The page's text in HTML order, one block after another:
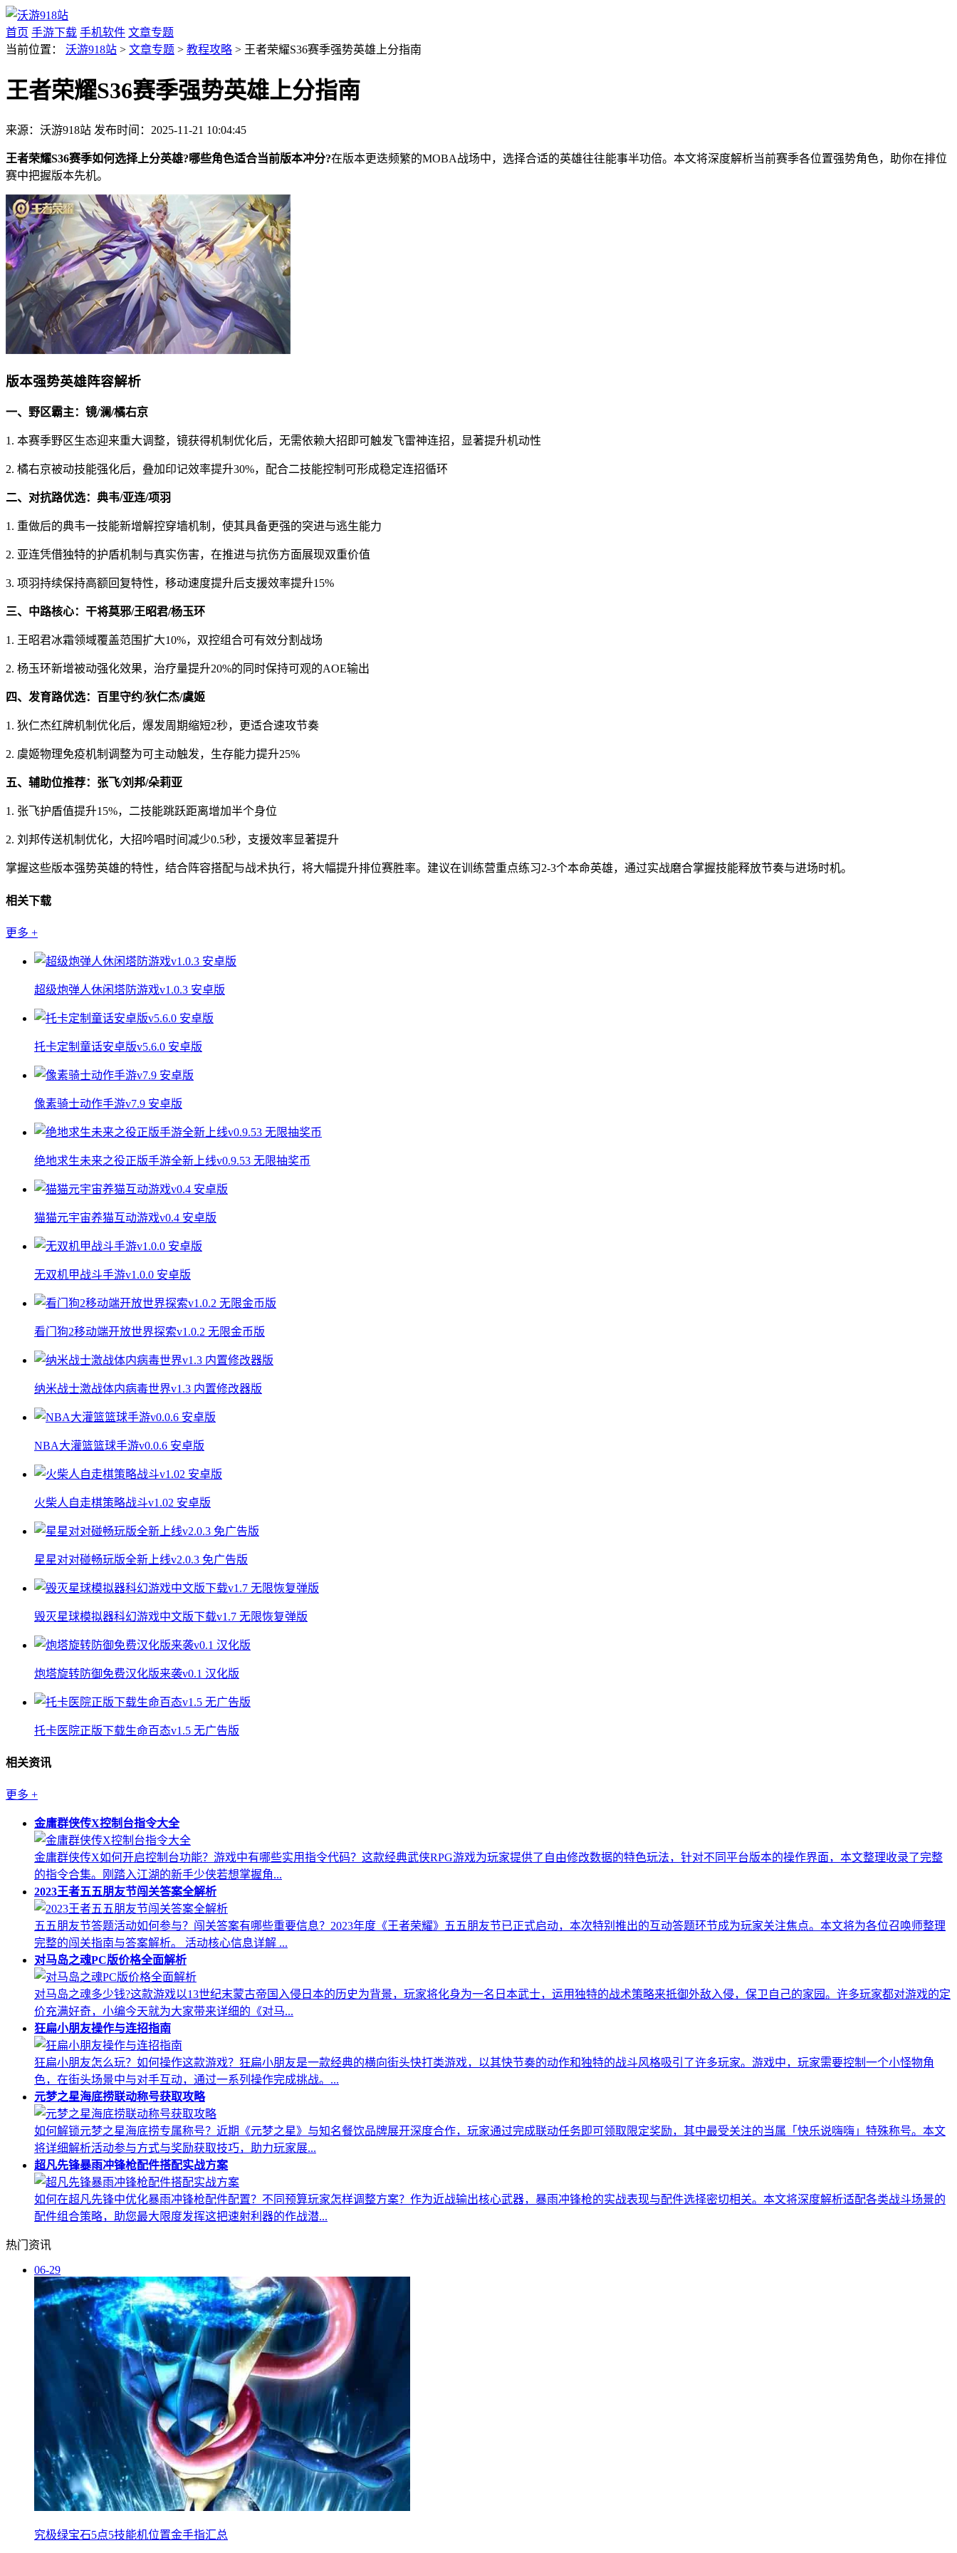
首页 手游下载 手机软件 文章专题
当前位置： 沃游918站 > 文章专题 > 教程攻略 > 王者荣耀S36赛季强势英雄上分指南
王者荣耀S36赛季强势英雄上分指南
来源：沃游918站 发布时间：2025-11-21 10:04:45
王者荣耀S36赛季如何选择上分英雄?哪些角色适合当前版本冲分?在版本更迭频繁的MOBA战场中，选择合适的英雄往往能事半功倍。本文将深度解析当前赛季各位置强势角色，助你在排位
赛中把握版本先机。
版本强势英雄阵容解析
一、野区霸主：镜/澜/橘右京
1. 本赛季野区生态迎来重大调整，镜获得机制优化后，无需依赖大招即可触发飞雷神连招，显著提升机动性
2. 橘右京被动技能强化后，叠加印记效率提升30%，配合二技能控制可形成稳定连招循环
二、对抗路优选：典韦/亚连/项羽
1. 重做后的典韦一技能新增解控穿墙机制，使其具备更强的突进与逃生能力
2. 亚连凭借独特的护盾机制与真实伤害，在推进与抗伤方面展现双重价值
3. 项羽持续保持高额回复特性，移动速度提升后支援效率提升15%
三、中路核心：干将莫邪/王昭君/杨玉环
1. 王昭君冰霜领域覆盖范围扩大10%，双控组合可有效分割战场
2. 杨玉环新增被动强化效果，治疗量提升20%的同时保持可观的AOE输出
四、发育路优选：百里守约/狄仁杰/虞姬
1. 狄仁杰红牌机制优化后，爆发周期缩短2秒，更适合速攻节奏
2. 虞姬物理免疫机制调整为可主动触发，生存能力提升25%
五、辅助位推荐：张飞/刘邦/朵莉亚
1. 张飞护盾值提升15%，二技能跳跃距离增加半个身位
2. 刘邦传送机制优化，大招吟唱时间减少0.5秒，支援效率显著提升
掌握这些版本强势英雄的特性，结合阵容搭配与战术执行，将大幅提升排位赛胜率。建议在训练营重点练习2-3个本命英雄，通过实战磨合掌握技能释放节奏与进场时机。
相关下载
更多 +
超级炮弹人休闲塔防游戏v1.0.3 安卓版
托卡定制童话安卓版v5.6.0 安卓版
像素骑士动作手游v7.9 安卓版
绝地求生未来之役正版手游全新上线v0.9.53 无限抽奖币
猫猫元宇宙养猫互动游戏v0.4 安卓版
无双机甲战斗手游v1.0.0 安卓版
看门狗2移动端开放世界探索v1.0.2 无限金币版
纳米战士激战体内病毒世界v1.3 内置修改器版
NBA大灌篮篮球手游v0.0.6 安卓版
火柴人自走棋策略战斗v1.02 安卓版
星星对对碰畅玩版全新上线v2.0.3 免广告版
毁灭星球模拟器科幻游戏中文版下载v1.7 无限恢复弹版
炮塔旋转防御免费汉化版来袭v0.1 汉化版
托卡医院正版下载生命百态v1.5 无广告版
相关资讯
更多 +
金庸群侠传X控制台指令大全
金庸群侠传X如何开启控制台功能？游戏中有哪些实用指令代码？这款经典武侠RPG游戏为玩家提供了自由修改数据的特色玩法，针对不同平台版本的操作界面，本文整理收录了完整
的指令合集。刚踏入江湖的新手少侠若想掌握角...
2023王者五五朋友节闯关答案全解析
五五朋友节答题活动如何参与？闯关答案有哪些重要信息？2023年度《王者荣耀》五五朋友节已正式启动，本次特别推出的互动答题环节成为玩家关注焦点。本文将为各位召唤师整理
完整的闯关指南与答案解析。 活动核心信息详解 ...
对马岛之魂PC版价格全面解析
对马岛之魂多少钱?这款游戏以13世纪末蒙古帝国入侵日本的历史为背景，玩家将化身为一名日本武士，运用独特的战术策略来抵御外敌入侵，保卫自己的家园。许多玩家都对游戏的定
价充满好奇，小编今天就为大家带来详细的《对马...
狂扁小朋友操作与连招指南
狂扁小朋友怎么玩？如何操作这款游戏？狂扁小朋友是一款经典的横向街头快打类游戏，以其快节奏的动作和独特的战斗风格吸引了许多玩家。游戏中，玩家需要控制一个小怪物角
色，在街头场景中与对手互动，通过一系列操作完成挑战。...
元梦之星海底捞联动称号获取攻略
如何解锁元梦之星海底捞专属称号？近期《元梦之星》与知名餐饮品牌展开深度合作，玩家通过完成联动任务即可领取限定奖励，其中最受关注的当属「快乐说嗨嗨」特殊称号。本文
将详细解析活动参与方式与奖励获取技巧，助力玩家展...
超凡先锋暴雨冲锋枪配件搭配实战方案
如何在超凡先锋中优化暴雨冲锋枪配件配置？不同预算玩家怎样调整方案？作为近战输出核心武器，暴雨冲锋枪的实战表现与配件选择密切相关。本文将深度解析适配各类战斗场景的
配件组合策略，助您最大限度发挥这把速射利器的作战潜...
热门资讯
06-29
究极绿宝石5点5技能机位置金手指汇总